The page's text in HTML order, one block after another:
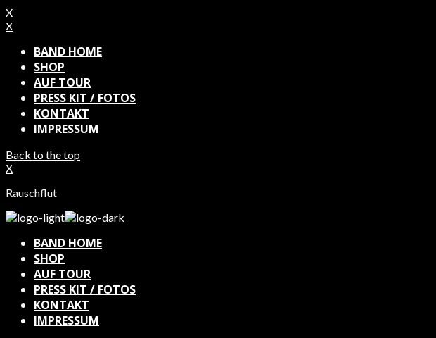
X
X
BAND HOME
SHOP
AUF TOUR
PRESS KIT / FOTOS
KONTAKT
IMPRESSUM
Back to the top
X
Rauschflut
BAND HOME
SHOP
AUF TOUR
PRESS KIT / FOTOS
KONTAKT
IMPRESSUM